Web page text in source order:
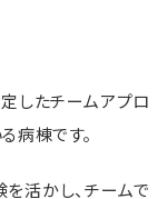
したチームアプロ
病棟です。
活かし、チームで